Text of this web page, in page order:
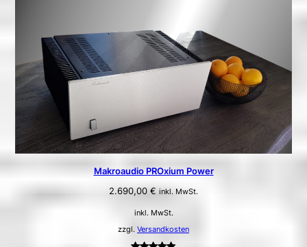
Makroaudio PROxium Power
2.690,00 € inkl. MwSt.
inkl. MwSt.
zzgl. Versandkosten